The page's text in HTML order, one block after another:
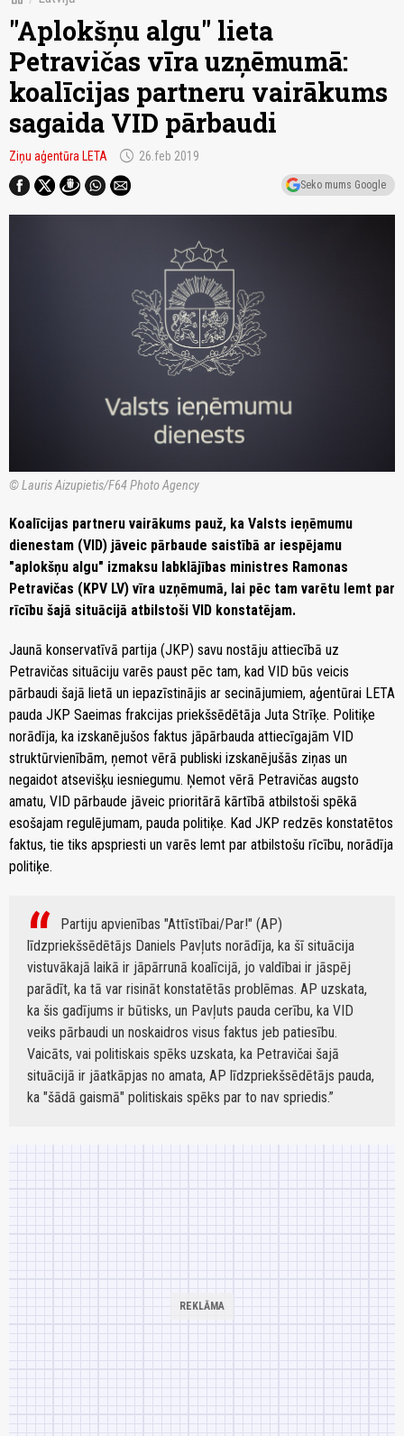
"Aplokšņu algu" lieta
Petravičas vīra uzņēmumā:
koalīcijas partneru vairākums
sagaida VID pārbaudi
Ziņu aģentūra LETA schedule 26.feb 2019
Seko mums Google
© Lauris Aizupietis/F64 Photo Agency
Koalīcijas partneru vairākums pauž, ka Valsts ieņēmumu
dienestam (VID) jāveic pārbaude saistībā ar iespējamu
"aplokšņu algu" izmaksu labklājības ministres Ramonas
Petravičas (KPV LV) vīra uzņēmumā, lai pēc tam varētu lemt par
rīcību šajā situācijā atbilstoši VID konstatējam.
Jaunā konservatīvā partija (JKP) savu nostāju attiecībā uz
Petravičas situāciju varēs paust pēc tam, kad VID būs veicis
pārbaudi šajā lietā un iepazīstinājis ar secinājumiem, aģentūrai LETA
pauda JKP Saeimas frakcijas priekšsēdētāja Juta Strīķe. Politiķe
norādīja, ka izskanējušos faktus jāpārbauda attiecīgajām VID
struktūrvienībām, ņemot vērā publiski izskanējušās ziņas un
negaidot atsevišķu iesniegumu. Ņemot vērā Petravičas augsto
amatu, VID pārbaude jāveic prioritārā kārtībā atbilstoši spēkā
esošajam regulējumam, pauda politiķe. Kad JKP redzēs konstatētos
faktus, tie tiks apspriesti un varēs lemt par atbilstošu rīcību, norādīja
politiķe.
Partiju apvienības "Attīstībai/Par!" (AP)
līdzpriekšsēdētājs Daniels Pavļuts norādīja, ka šī situācija
vistuvākajā laikā ir jāpārrunā koalīcijā, jo valdībai ir jāspēj
parādīt, ka tā var risināt konstatētās problēmas. AP uzskata,
ka šis gadījums ir būtisks, un Pavļuts pauda cerību, ka VID
veiks pārbaudi un noskaidros visus faktus jeb patiesību.
Vaicāts, vai politiskais spēks uzskata, ka Petravičai šajā
situācijā ir jāatkāpjas no amata, AP līdzpriekšsēdētājs pauda,
ka "šādā gaismā" politiskais spēks par to nav spriedis.